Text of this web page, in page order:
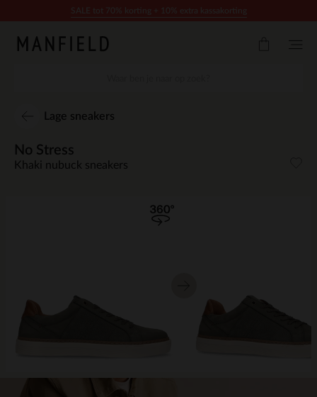
Lage sneakers
No Stress
Khaki nubuck sneakers